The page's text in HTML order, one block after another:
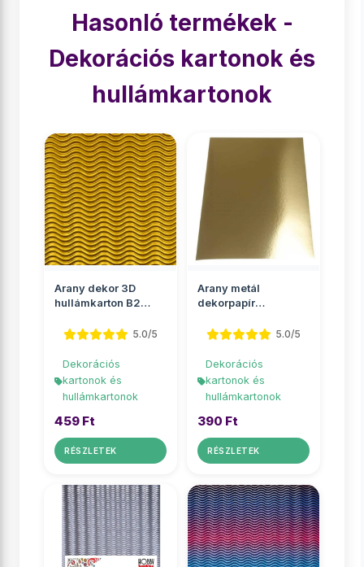
Hasonló termékek -
Dekorációs kartonok és
hullámkartonok
Arany dekor 3D
hullámkarton B2
5.0/5
Dekorációs
kartonok és
hullámkartonok
459 Ft
RÉSZLETEK
Arany metál
dekorpapír
50x70cm
5.0/5
Dekorációs
kartonok és
hullámkartonok
390 Ft
RÉSZLETEK